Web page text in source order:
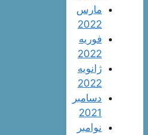
مارس
2022
فوریه
2022
ژانویه
2022
دسامبر
2021
نوامبر